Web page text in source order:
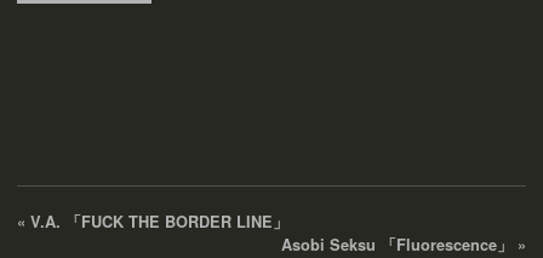
« V.A. 「FUCK THE BORDER LINE」
Asobi Seksu 「Fluorescence」 »